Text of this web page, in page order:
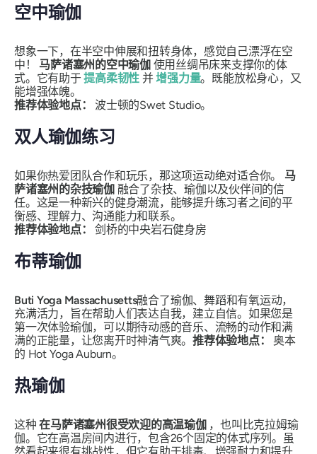
空中瑜伽
想象一下，在半空中伸展和扭转身体，感觉自己漂浮在空
中！ 马萨诸塞州的空中瑜伽 使用丝绸吊床来支撑你的体
式。它有助于提高柔韧性 并增强力量。既能放松身心，又
能增强体魄。
推荐体验地点：
波士顿的Swet Studio。
双人瑜伽练习
如果你热爱团队合作和玩乐，那这项运动绝对适合你。 马
萨诸塞州的杂技瑜伽 融合了杂技、瑜伽以及伙伴间的信
任。这是一种新兴的健身潮流，能够提升练习者之间的平
衡感、理解力、沟通能力和联系。
推荐体验地点：剑桥的中央岩石健身房
布蒂瑜伽
Buti Yoga Massachusetts融合了瑜伽、舞蹈和有氧运动，
充满活力，旨在帮助人们表达自我，建立自信。如果您是
第一次体验瑜伽，可以期待动感的音乐、流畅的动作和满
满的正能量，让您离开时神清气爽。推荐体验地点： 奥本
的 Hot Yoga Auburn。
热瑜伽
这种在马萨诸塞州很受欢迎的高温瑜伽 ，也叫比克拉姆瑜
伽。它在高温房间内进行，包含26个固定的体式序列。虽